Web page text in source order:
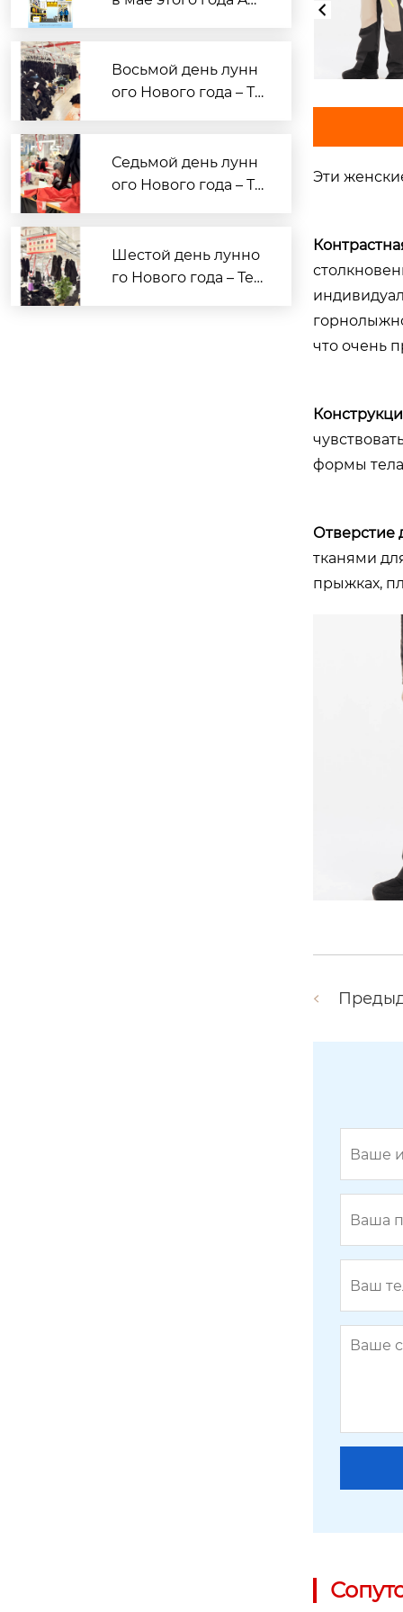
тивной и повседне
вной одежды.
ежда для активного
отдыха по индивиду
Восьмой день лунн
ого Нового года – Те
син ГарMENTS
Седьмой день лунн
ого Нового года – Те
син ГарMENTS
Шестой день лунно
го Нового года – Тек
Эти
что очень
формы тела
Отверстие
тканями
прыжках,